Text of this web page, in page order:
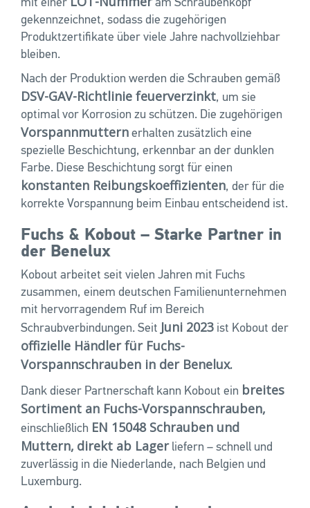
mit einer
am Schraubenkopf
gekennzeichnet, sodass die zugehörigen
Produktzertifikate über viele Jahre nachvollziehbar
bleiben.
Nach der Produktion werden die Schrauben gemäß
DSV-GAV-Richtlinie feuerverzinkt, um sie
optimal vor Korrosion zu schützen. Die zugehörigen
Vorspannmuttern erhalten zusätzlich eine
spezielle Beschichtung, erkennbar an der dunklen
Farbe. Diese Beschichtung sorgt für einen
konstanten Reibungskoeffizienten, der für die
korrekte Vorspannung beim Einbau entscheidend ist.
Fuchs & Kobout – Starke Partner in
der Benelux
Kobout arbeitet seit vielen Jahren mit Fuchs
zusammen, einem deutschen Familienunternehmen
mit hervorragendem Ruf im Bereich
Schraubverbindungen. Seit Juni 2023 ist Kobout der
offizielle Händler für Fuchs-
Vorspannschrauben in der Benelux.
Dank dieser Partnerschaft kann Kobout ein breites
Sortiment an Fuchs-Vorspannschrauben,
einschließlich EN 15048 Schrauben und
Muttern, direkt ab Lagerliefern – schnell und
zuverlässig in die Niederlande, nach Belgien und
Luxemburg.